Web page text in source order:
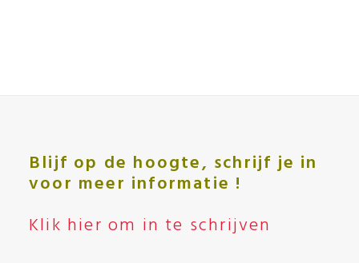
Blijf op de hoogte, schrijf je in
voor meer informatie !
Klik hier om in te schrijven